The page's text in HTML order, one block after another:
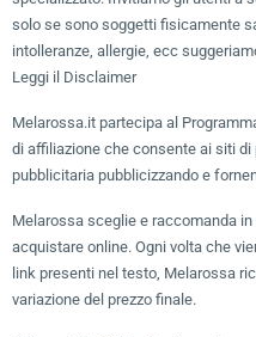
solo se sono soggetti fisicamente
intolleranze, allergie, ecc
Leggi il Disclaimer
Melarossa.it partecipa al
di affiliazione che consente ai siti
pubblicitaria pubblicizzando e
Melarossa sceglie e raccomanda
acquistare online. Ogni volta che
link presenti nel testo, Melarossa
variazione del prezzo finale.